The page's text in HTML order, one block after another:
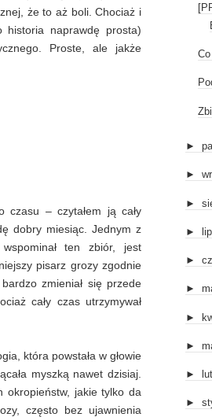
że to aż boli. Chociaż i
naprawdę prosta)
Proste, ale jakże
czasu – czytałem ją cały
dobry miesiąc. Jednym z
ten zbiór, jest
pisarz grozy zgodnie
zmieniał się przede
cały czas utrzymywał
która powstała w głowie
myszką nawet dzisiaj.
okropieństw, jakie tylko da
często bez ujawnienia
►
►
►
►
►
►
►
►
►
►